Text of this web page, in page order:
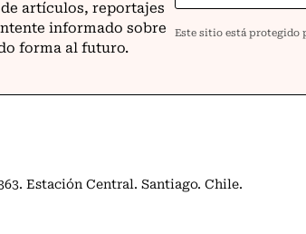
Estación Central. Santiago. Chile.